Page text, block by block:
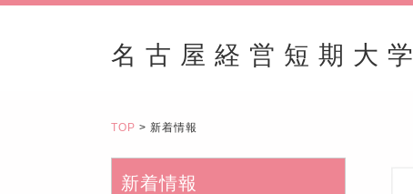
名古屋経営短期大学
TOP > 新着情報
新着情報